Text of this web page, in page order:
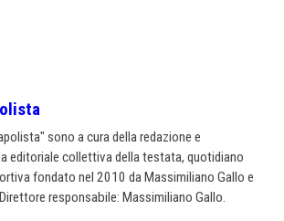
sono a cura della redazione e
editoriale collettiva della testata, quotidiano
fondato nel 2010 da Massimiliano Gallo e
responsabile: Massimiliano Gallo.